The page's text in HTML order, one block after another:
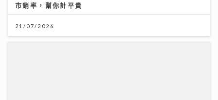
市銷率，幫你計平貴
21/07/2026